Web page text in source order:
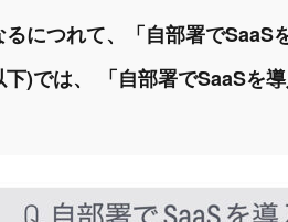
るにつれて、「自部署で
下)では、 「自部署でSaaSを